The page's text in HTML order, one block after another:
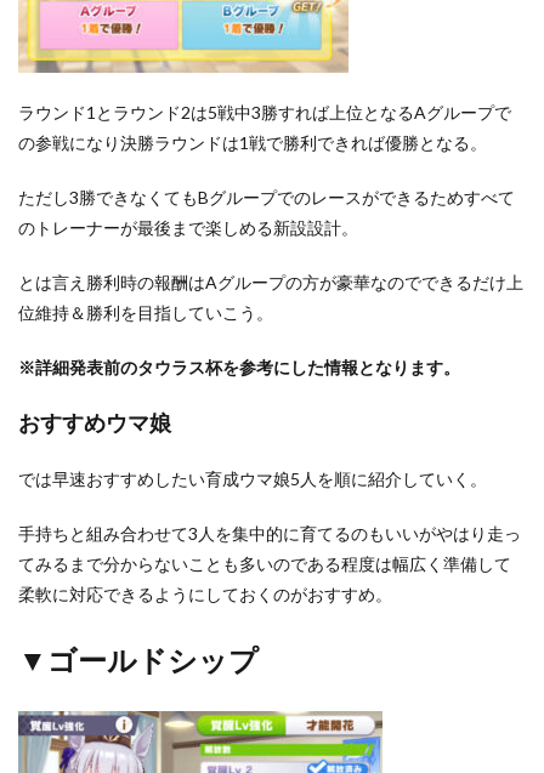
ラウンド1とラウンド2は5戦中3勝すれば上位となるAグループで
の参戦になり決勝ラウンドは1戦で勝利できれば優勝となる。
ただし3勝できなくてもBグループでのレースができるためすべて
のトレーナーが最後まで楽しめる新設設計。
とは言え勝利時の報酬はAグループの方が豪華なのでできるだけ上
位維持＆勝利を目指していこう。
※詳細発表前のタウラス杯を参考にした情報となります。
おすすめウマ娘
では早速おすすめしたい育成ウマ娘5人を順に紹介していく。
手持ちと組み合わせて3人を集中的に育てるのもいいがやはり走っ
てみるまで分からないことも多いのである程度は幅広く準備して
柔軟に対応できるようにしておくのがおすすめ。
▼ゴールドシップ